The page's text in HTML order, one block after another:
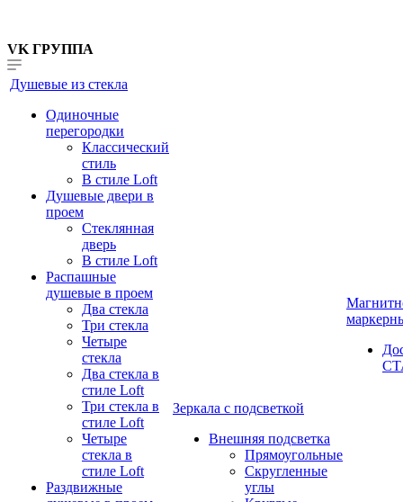
VK ГРУППА
Душевые из стекла
Одиночные
перегородки
Классический
стиль
В стиле Loft
Душевые двери в
проем
Стеклянная
дверь
В стиле Loft
Распашные
душевые в проем
Два стекла
Три стекла
Четыре
стекла
Два стекла в
стиле Loft
Три стекла в
стиле Loft
Четыре
стекла в
стиле Loft
Раздвижные
Зеркала с подсветкой
Внешняя подсветка
Прямоугольные
Скругленные
углы